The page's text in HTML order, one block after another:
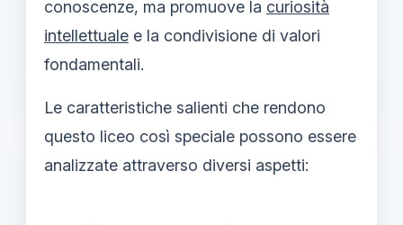
conoscenze, ma promuove la curiosità
intellettuale e la condivisione di valori
fondamentali.
Le caratteristiche salienti che rendono
questo liceo così speciale possono essere
analizzate attraverso diversi aspetti: